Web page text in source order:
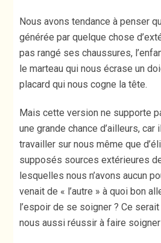
Nous avons tendance à penser
générée par quelque chose
pas rangé ses chaussures,
le marteau qui nous écrase un
placard qui nous cogne la tête.
Mais cette version ne supporte
une grande chance d’ailleurs,
travailler sur nous même que
supposés sources extérieures
lesquelles nous n’avons aucun
venait de « l’autre » à quoi bon
l’espoir de se soigner ? Ce
nous aussi réussir à faire